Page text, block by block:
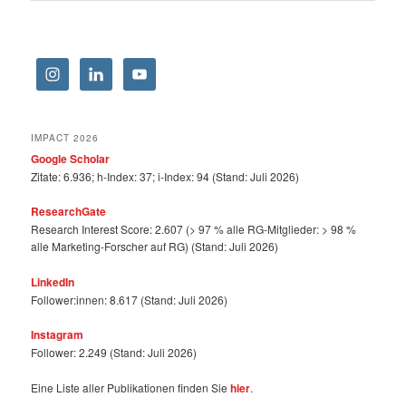
IMPACT 2026
Google Scholar
Zitate: 6.936; h-Index: 37; i-Index: 94 (Stand: Juli 2026)
ResearchGate
Research Interest Score: 2.607 (> 97 % alle RG-Mitglieder: > 98 %
alle Marketing-Forscher auf RG) (Stand: Juli 2026)
LinkedIn
Follower:innen: 8.617 (Stand: Juli 2026)
Instagram
Follower: 2.249 (Stand: Juli 2026)
Eine Liste aller Publikationen finden Siehier.